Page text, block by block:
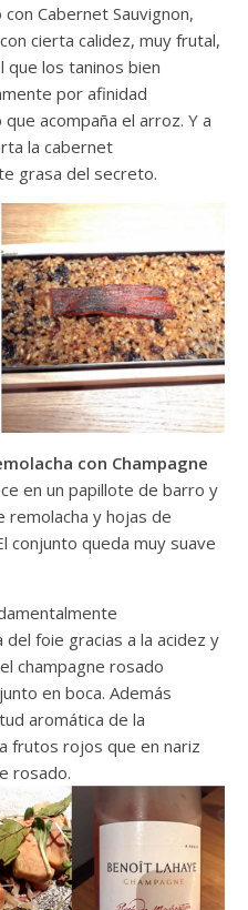
Cabernet Sauvignon,
cierta calidez, muy frutal,
que los taninos bien
por afinidad
acompaña el arroz. Y a
la cabernet
grasa del secreto.
con Champagne
en un papillote de barro y
remolacha y hojas de
conjunto queda muy suave
foie gracias a la acidez y
champagne rosado
en boca. Además
aromática de la
frutos rojos que en nariz
rosado.